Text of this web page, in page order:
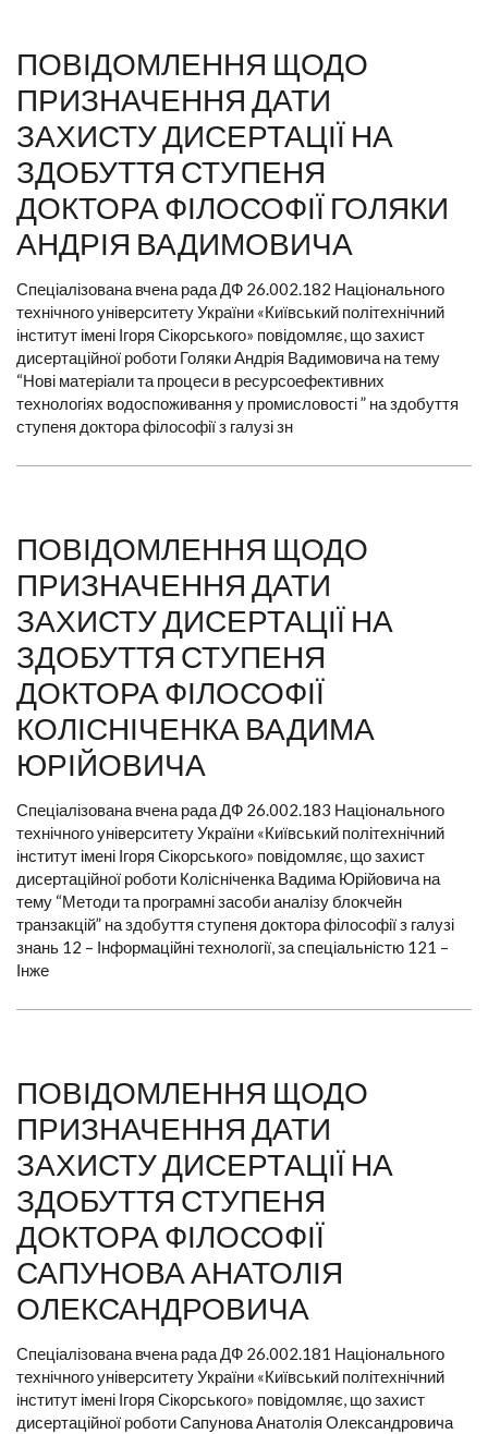
ПОВІДОМЛЕННЯ ЩОДО
ПРИЗНАЧЕННЯ ДАТИ
ЗАХИСТУ ДИСЕРТАЦІЇ НА
ЗДОБУТТЯ СТУПЕНЯ
ДОКТОРА ФІЛОСОФІЇ ГОЛЯКИ
АНДРІЯ ВАДИМОВИЧА
Спеціалізована вчена рада ДФ 26.002.182 Національного
технічного університету України «Київський політехнічний
інститут імені Ігоря Сікорського» повідомляє, що захист
дисертаційної роботи Голяки Андрія Вадимовича на тему
“Нові матеріали та процеси в ресурсоефективних
технологіях водоспоживання у промисловості ” на здобуття
ступеня доктора філософії з галузі зн
ПОВІДОМЛЕННЯ ЩОДО
ПРИЗНАЧЕННЯ ДАТИ
ЗАХИСТУ ДИСЕРТАЦІЇ НА
ЗДОБУТТЯ СТУПЕНЯ
ДОКТОРА ФІЛОСОФІЇ
КОЛІСНІЧЕНКА ВАДИМА
ЮРІЙОВИЧА
Спеціалізована вчена рада ДФ 26.002.183 Національного
технічного університету України «Київський політехнічний
інститут імені Ігоря Сікорського» повідомляє, що захист
дисертаційної роботи Колісніченка Вадима Юрійовича на
тему “Методи та програмні засоби аналізу блокчейн
транзакцій” на здобуття ступеня доктора філософії з галузі
знань 12 – Інформаційні технології, за спеціальністю 121 –
Інже
ПОВІДОМЛЕННЯ ЩОДО
ПРИЗНАЧЕННЯ ДАТИ
ЗАХИСТУ ДИСЕРТАЦІЇ НА
ЗДОБУТТЯ СТУПЕНЯ
ДОКТОРА ФІЛОСОФІЇ
САПУНОВА АНАТОЛІЯ
ОЛЕКСАНДРОВИЧА
Спеціалізована вчена рада ДФ 26.002.181 Національного
технічного університету України «Київський політехнічний
інститут імені Ігоря Сікорського» повідомляє, що захист
дисертаційної роботи Сапунова Анатолія Олександровича